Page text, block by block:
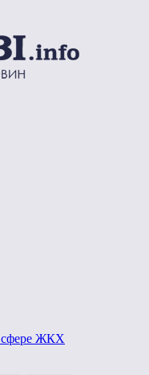
сфере ЖКХ